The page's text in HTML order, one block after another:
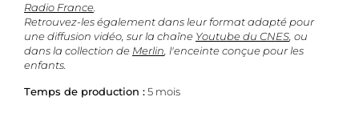
Radio France
Retrouvez-les également dans leur format adapté pour
une diffusion vidéo, sur la chaîne Youtube du CNES , ou
dans la collection de Merlin , l'enceinte conçue pour les
enfants.
Temps de production :5 mois
Joindre un fichier